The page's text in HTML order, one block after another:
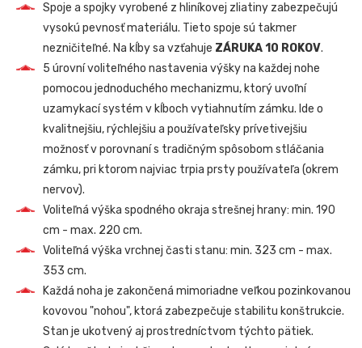
Spoje a spojky vyrobené z hliníkovej zliatiny zabezpečujú
vysokú pevnosť materiálu. Tieto spoje sú takmer
nezničiteľné. Na kĺby sa vzťahuje ZÁRUKA 10 ROKOV.
5 úrovní voliteľného nastavenia výšky na každej nohe
pomocou jednoduchého mechanizmu, ktorý uvoľní
uzamykací systém v kĺboch vytiahnutím zámku. Ide o
kvalitnejšiu, rýchlejšiu a používateľsky prívetivejšiu
možnosť v porovnaní s tradičným spôsobom stláčania
zámku, pri ktorom najviac trpia prsty používateľa (okrem
nervov).
Voliteľná výška spodného okraja strešnej hrany: min. 190
cm - max. 220 cm.
Voliteľná výška vrchnej časti stanu: min. 323 cm - max.
353 cm.
Každá noha je zakončená mimoriadne veľkou pozinkovanou
kovovou "nohou", ktorá zabezpečuje stabilitu konštrukcie.
Stan je ukotvený aj prostredníctvom týchto pätiek.